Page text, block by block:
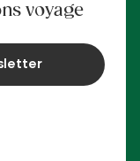
voyage